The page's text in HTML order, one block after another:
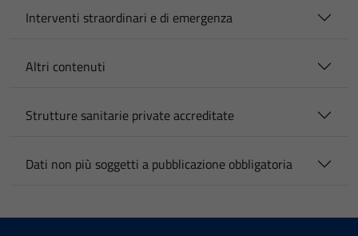
Interventi straordinari e di emergenza
Altri contenuti
Strutture sanitarie private accreditate
Dati non più soggetti a pubblicazione obbligatoria